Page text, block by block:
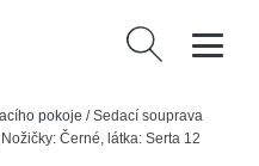
Vyhledávání
pokoje /Sedací souprava
Černé, látka: Serta 12